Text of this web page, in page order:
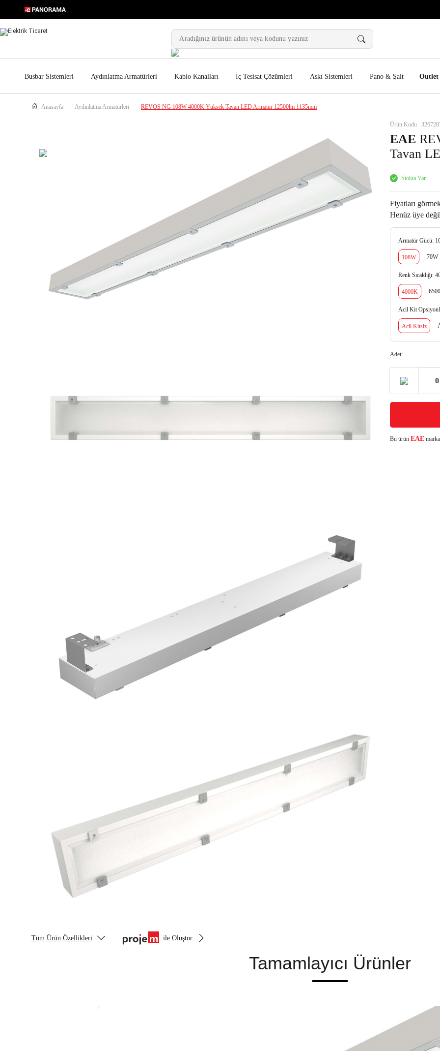
Busbar Sistemleri Aydınlatma Armatürleri Kablo Kanalları İç Tesisat Çözümleri Askı Sistemleri Pano & Şalt Outlet
Anasayfa Aydınlatma Armatürleri REVOS NG 108W 4000K Yüksek Tavan LED Armatür 12500lm 1135mm
Tüm Ürün Özellikleri ile Oluştur
Ürün Kodu :
EAE
Tavan
Stokta Var
Fiyatları
Henüz üye
Armatür Gücü:
108W 70W
Renk Sıcaklığı:
4000K
Acil Kit
Acil Kitsiz
Adet:
Bu ürün EAE
Tamamlayıcı Ürünler